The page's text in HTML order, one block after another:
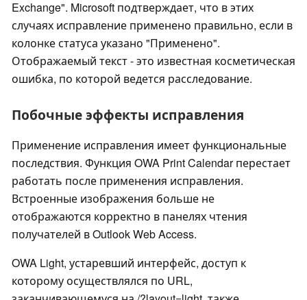
Exchange". Microsoft подтверждает, что в этих
случаях исправление применено правильно, если в
колонке статуса указано "Применено".
Отображаемый текст - это известная косметическая
ошибка, по которой ведется расследование.
Побочные эффекты исправления
Применение исправления имеет функциональные
последствия. Функция OWA Print Calendar перестает
работать после применения исправления.
Встроенные изображения больше не
отображаются корректно в панелях чтения
получателей в Outlook Web Access.
OWA Light, устаревший интерфейс, доступ к
которому осуществлялся по URL,